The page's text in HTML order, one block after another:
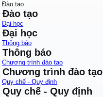
Đào tạo
Đào tạo
Đại học
Đại học
Thông báo
Thông báo
Chương trình đào tạo
Chương trình đào tạo
Quy chế - Quy định
Quy chế - Quy định